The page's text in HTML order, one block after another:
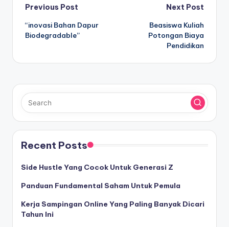
Post
navigation
Previous Post
“inovasi Bahan Dapur
Biodegradable”
Next Post
Beasiswa Kuliah
Potongan Biaya
Pendidikan
Recent Posts
Side Hustle Yang Cocok Untuk Generasi Z
Panduan Fundamental Saham Untuk Pemula
Kerja Sampingan Online Yang Paling Banyak Dicari
Tahun Ini